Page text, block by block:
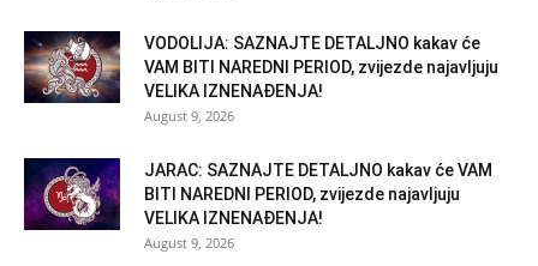
VODOLIJA: SAZNAJTE DETALJNO kakav će
VAM BITI NAREDNI PERIOD, zvijezde najavljuju
VELIKA IZNENAĐENJA!
August 9, 2026
JARAC: SAZNAJTE DETALJNO kakav će VAM
BITI NAREDNI PERIOD, zvijezde najavljuju
VELIKA IZNENAĐENJA!
August 9, 2026